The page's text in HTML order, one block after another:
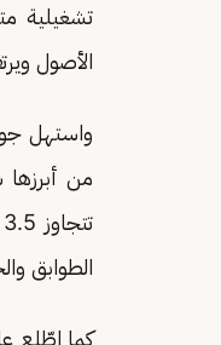
تشغيلية
الأصول
واستهل
الطوابق
كما اطّلع